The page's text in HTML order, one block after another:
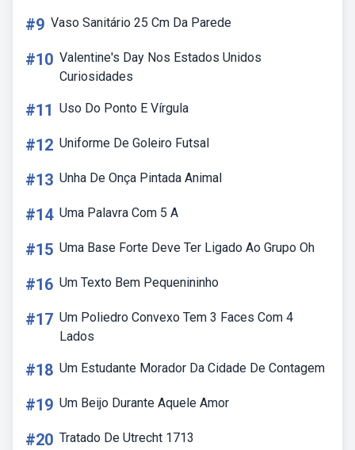
#9 Vaso Sanitário 25 Cm Da Parede
#10 Valentine's Day Nos Estados Unidos
Curiosidades
#11 Uso Do Ponto E Vírgula
#12 Uniforme De Goleiro Futsal
#13 Unha De Onça Pintada Animal
#14 Uma Palavra Com 5 A
#15 Uma Base Forte Deve Ter Ligado Ao Grupo Oh
#16 Um Texto Bem Pequenininho
#17 Um Poliedro Convexo Tem 3 Faces Com 4
Lados
#18 Um Estudante Morador Da Cidade De Contagem
#19 Um Beijo Durante Aquele Amor
#20 Tratado De Utrecht 1713